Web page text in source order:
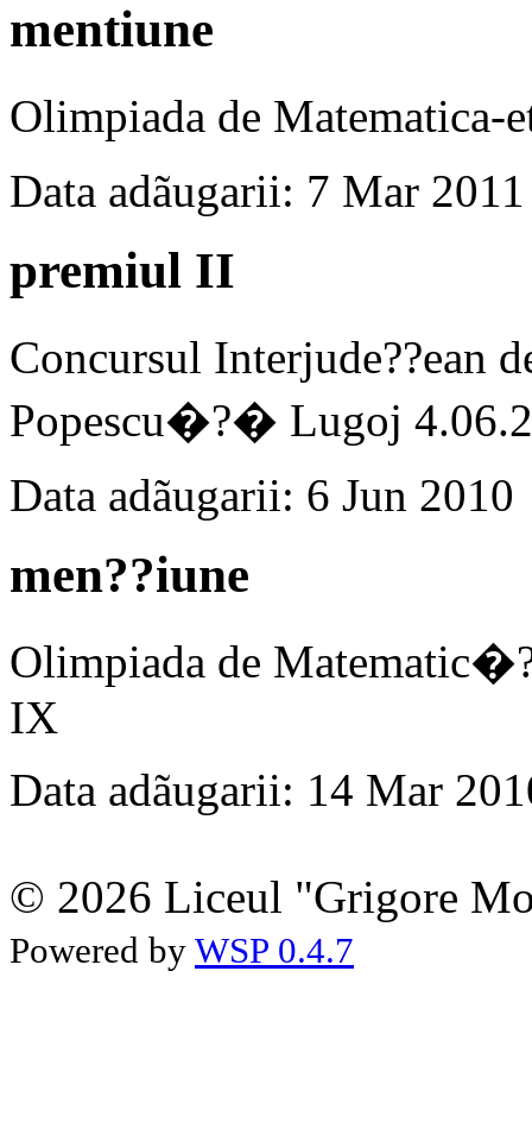
mentiune
Olimpiada de Matematica-
Data adãugarii: 7 Mar 2011
premiul II
Concursul
Popescu�?� Lugoj
Data adãugarii: 6 Jun 2010
men??iune
Olimpiada de
IX
Data adãugarii: 14 Mar
© 2026 Liceul "Grigore
Powered by WSP 0.4.7